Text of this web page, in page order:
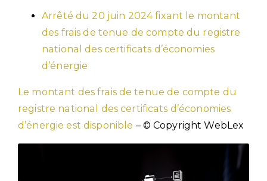
Arrêté du 20 juin 2024 fixant le montant
des frais de tenue de compte du registre
national des certificats d’économies
d’énergie
Le montant des frais de tenue de compte du
registre national des certificats d’économies
d’énergie est disponible – © Copyright WebLex